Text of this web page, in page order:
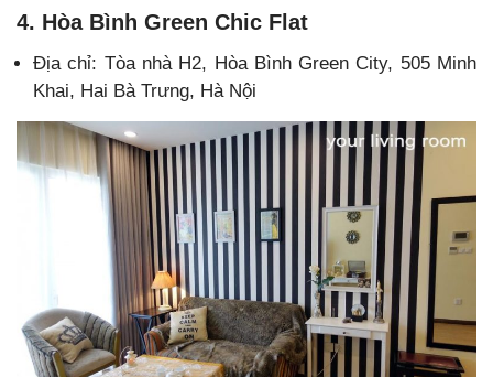
4. Hòa Bình Green Chic Flat
Địa chỉ: Tòa nhà H2, Hòa Bình Green City, 505 Minh
Khai, Hai Bà Trưng, Hà Nội